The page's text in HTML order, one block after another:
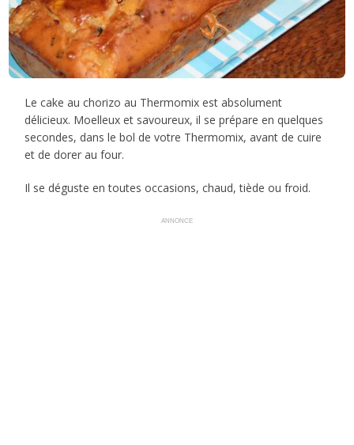
Le cake au chorizo au Thermomix est absolument
délicieux. Moelleux et savoureux, il se prépare en quelques
secondes, dans le bol de votre Thermomix, avant de cuire
et de dorer au four.
Il se déguste en toutes occasions, chaud, tiède ou froid.
ANNONCE